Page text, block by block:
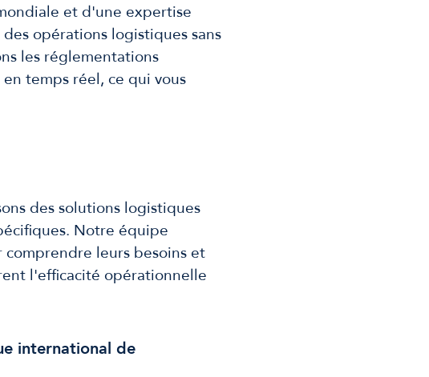
et d'une expertise
opérations logistiques sans
les réglementations
temps réel, ce qui vous
des solutions logistiques
Notre équipe
leurs besoins et
l'efficacité opérationnelle
international de